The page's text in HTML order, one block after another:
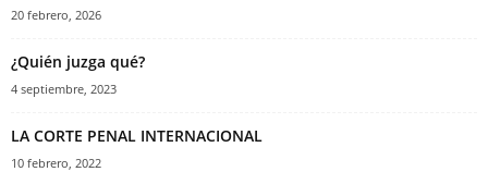
20 febrero, 2026
¿Quién juzga qué?
4 septiembre, 2023
LA CORTE PENAL INTERNACIONAL
10 febrero, 2022